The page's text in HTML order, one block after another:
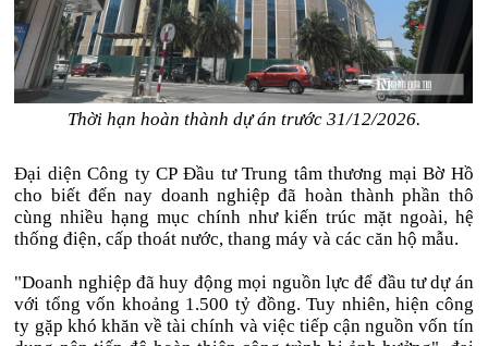
Thời hạn hoàn thành dự án trước 31/12/2026.
Đại diện Công ty CP Đầu tư Trung tâm thương mại Bờ Hồ
cho biết đến nay doanh nghiệp đã hoàn thành phần thô
cùng nhiều hạng mục chính như kiến trúc mặt ngoài, hệ
thống điện, cấp thoát nước, thang máy và các căn hộ mẫu.
"Doanh nghiệp đã huy động mọi nguồn lực để đầu tư dự án
với tổng vốn khoảng 1.500 tỷ đồng. Tuy nhiên, hiện công
ty gặp khó khăn về tài chính và việc tiếp cận nguồn vốn tín